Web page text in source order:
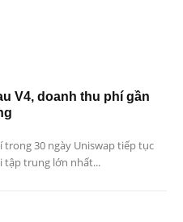
V4, doanh thu phí gần
trong 30 ngày Uniswap tiếp tục
tập trung lớn nhất...